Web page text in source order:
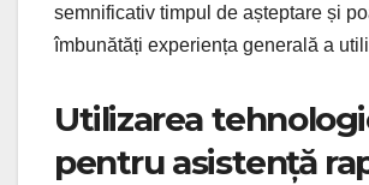
semnificativ timpul de așteptare și
îmbunătăți experiența generală a
Utilizarea
pentru asistență